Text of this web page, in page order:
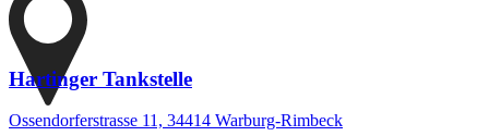
Hartinger Tankstelle
Ossendorferstrasse 11, 34414 Warburg-Rimbeck